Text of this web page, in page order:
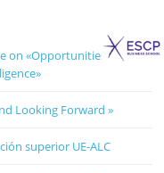
on «Opportunities, Risks
Looking Forward »
superior UE-ALC